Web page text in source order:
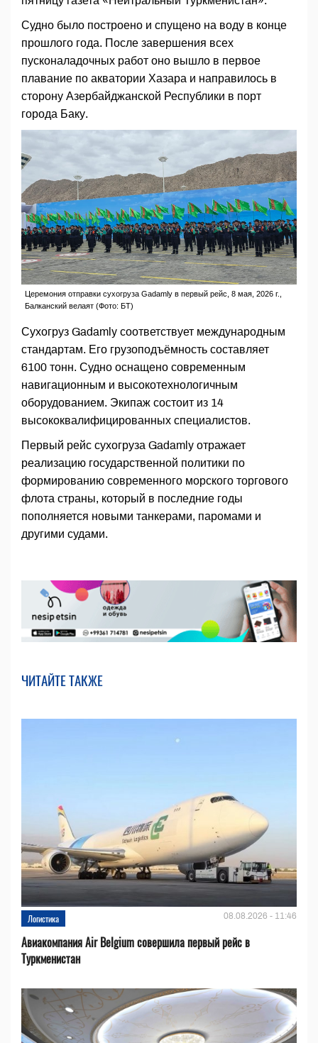
Судно было построено и спущено на воду в конце
прошлого года. После завершения всех
пусконаладочных работ оно вышло в первое
плавание по акватории Хазара и направилось в
сторону Азербайджанской Республики в порт
города Баку.
Церемония отправки сухогруза Gadamly в первый рейс, 8 мая, 2026 г.,
Балканский велаят (Фото: БТ)
Сухогруз Gadamly соответствует международным
стандартам. Его грузоподъёмность составляет
6100 тонн. Судно оснащено современным
навигационным и высокотехнологичным
оборудованием. Экипаж состоит из 14
высококвалифицированных специалистов.
Первый рейс сухогруза Gadamly отражает
реализацию государственной политики по
формированию современного морского торгового
флота страны, который в последние годы
пополняется новыми танкерами, паромами и
другими судами.
ЧИТАЙТЕ ТАКЖЕ
Логистика 08.08.2026 - 11:46
Авиакомпания Air Belgium совершила первый рейс в
Туркменистан